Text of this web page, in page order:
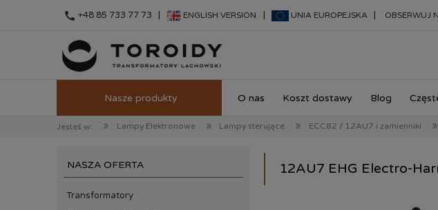
O nas Koszt dostawy Blog
Jesteś w: » Lampy Elektronowe » Lampy sterujące » ECC82 / 12AU7 i zamienniki »
call +48 85 733 77 73 | ENGLISH VERSION UNIA EUROPEJSKA OBSERWUJ
NASZA OFERTA
Transformatory
12AU7 EHG Electro-